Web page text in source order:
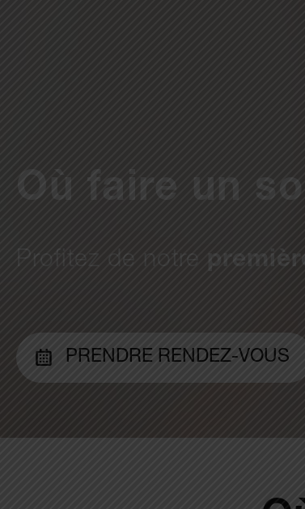
Où faire un
Profitez de notre
PRENDRE RENDEZ-VOUS